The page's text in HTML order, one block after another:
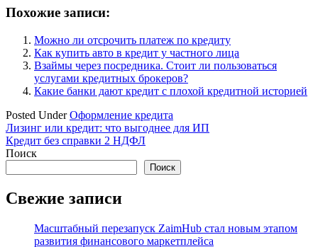
Похожие записи:
Можно ли отсрочить платеж по кредиту
Как купить авто в кредит у частного лица
Взаймы через посредника. Стоит ли пользоваться
услугами кредитных брокеров?
Какие банки дают кредит с плохой кредитной историей
Posted UnderОформление кредита
Навигация
по
Лизинг или кредит: что выгоднее для ИП
Кредит без справки 2 НДФЛ
Поиск
Поиск
Свежие записи
Масштабный перезапуск ZaimHub стал новым этапом
развития финансового маркетплейса